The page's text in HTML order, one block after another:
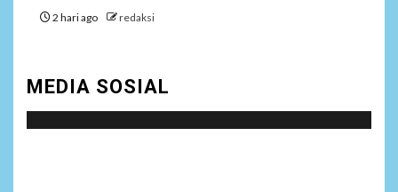
2 hari ago redaksi
MEDIA SOSIAL